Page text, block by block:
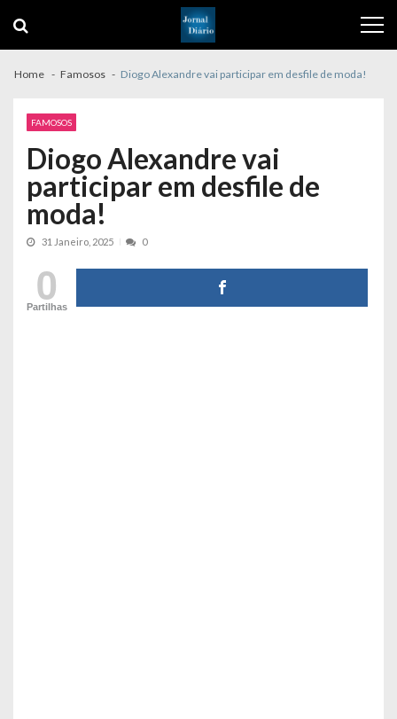
navigation
content
Home Famosos Diogo Alexandre vai participar em desfile de moda!
FAMOSOS
Diogo Alexandre vai
participar em desfile de
moda!
31 Janeiro, 2025 0
0
Partilhas